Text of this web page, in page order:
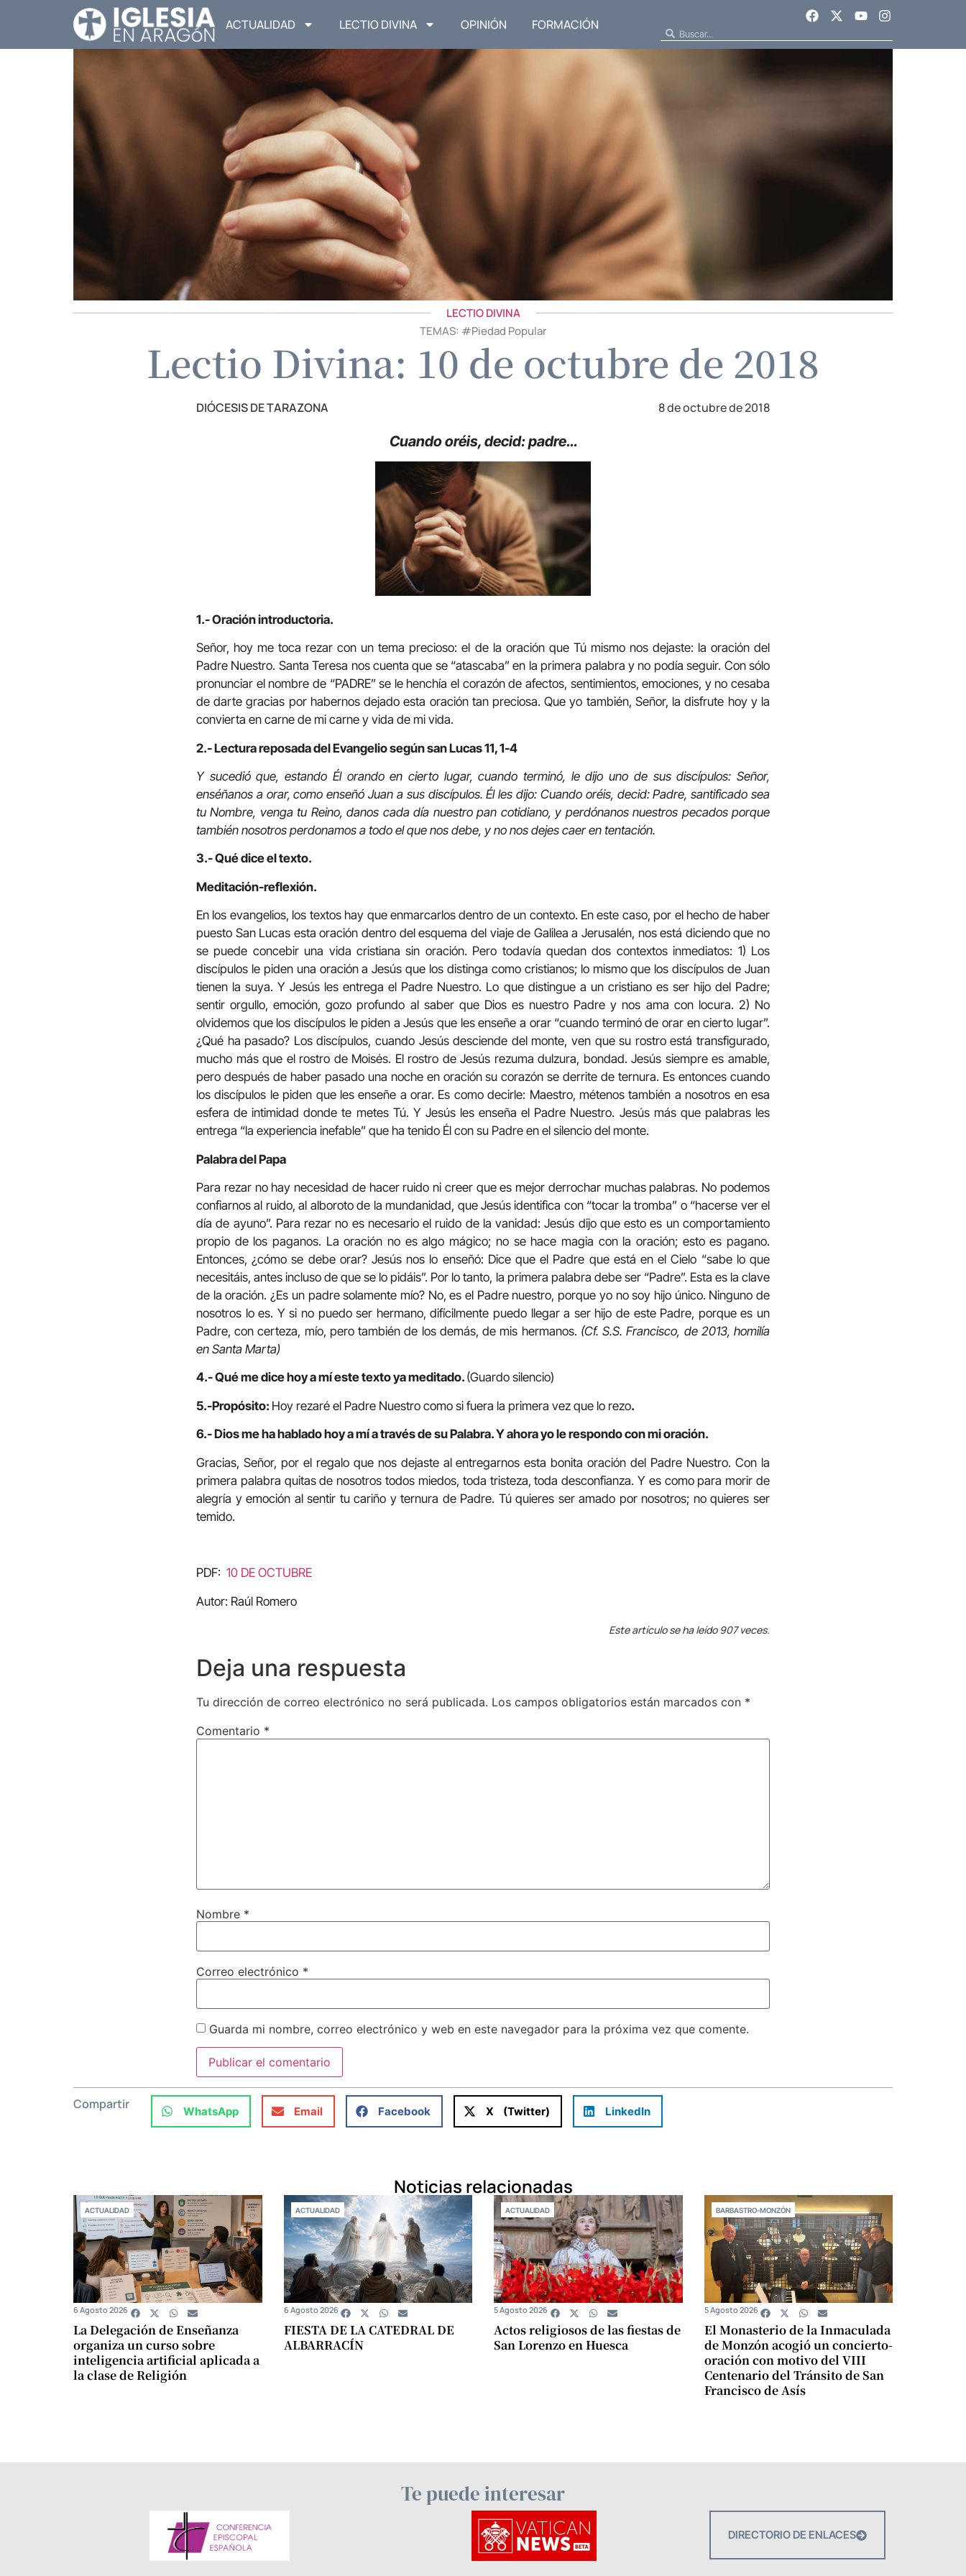
ACTUALIDAD LECTIO DIVINA OPINIÓN FORMACIÓN
LECTIO DIVINA
TEMAS: #Piedad Popular
Lectio Divina: 10 de octubre de 2018
DIÓCESIS DE TARAZONA 8 de octubre de 2018
Cuando oréis, decid: padre…
1.- Oración introductoria.
Señor, hoy me toca rezar con un tema precioso: el de la oración que Tú mismo nos dejaste: la oración del
Padre Nuestro. Santa Teresa nos cuenta que se “atascaba” en la primera palabra y no podía seguir. Con sólo
pronunciar el nombre de “PADRE” se le henchía el corazón de afectos, sentimientos, emociones, y no cesaba
de darte gracias por habernos dejado esta oración tan preciosa. Que yo también, Señor, la disfrute hoy y la
convierta en carne de mi carne y vida de mi vida.
2.- Lectura reposada del Evangelio según san Lucas 11, 1-4
Y sucedió que, estando Él orando en cierto lugar, cuando terminó, le dijo uno de sus discípulos: Señor,
enséñanos a orar, como enseñó Juan a sus discípulos. Él les dijo: Cuando oréis, decid: Padre, santificado sea
tu Nombre, venga tu Reino, danos cada día nuestro pan cotidiano, y perdónanos nuestros pecados porque
también nosotros perdonamos a todo el que nos debe, y no nos dejes caer en tentación.
3.- Qué dice el texto.
Meditación-reflexión.
En los evangelios, los textos hay que enmarcarlos dentro de un contexto. En este caso, por el hecho de haber
puesto San Lucas esta oración dentro del esquema del viaje de Galilea a Jerusalén, nos está diciendo que no
se puede concebir una vida cristiana sin oración. Pero todavía quedan dos contextos inmediatos: 1) Los
discípulos le piden una oración a Jesús que los distinga como cristianos; lo mismo que los discípulos de Juan
tienen la suya. Y Jesús les entrega el Padre Nuestro. Lo que distingue a un cristiano es ser hijo del Padre;
sentir orgullo, emoción, gozo profundo al saber que Dios es nuestro Padre y nos ama con locura. 2) No
olvidemos que los discípulos le piden a Jesús que les enseñe a orar “cuando terminó de orar en cierto lugar”.
¿Qué ha pasado? Los discípulos, cuando Jesús desciende del monte, ven que su rostro está transfigurado,
mucho más que el rostro de Moisés. El rostro de Jesús rezuma dulzura, bondad. Jesús siempre es amable,
pero después de haber pasado una noche en oración su corazón se derrite de ternura. Es entonces cuando
los discípulos le piden que les enseñe a orar. Es como decirle: Maestro, métenos también a nosotros en esa
esfera de intimidad donde te metes Tú. Y Jesús les enseña el Padre Nuestro. Jesús más que palabras les
entrega “la experiencia inefable” que ha tenido Él con su Padre en el silencio del monte.
Palabra del Papa
Para rezar no hay necesidad de hacer ruido ni creer que es mejor derrochar muchas palabras. No podemos
confiarnos al ruido, al alboroto de la mundanidad, que Jesús identifica con “tocar la tromba” o “hacerse ver el
día de ayuno”. Para rezar no es necesario el ruido de la vanidad: Jesús dijo que esto es un comportamiento
propio de los paganos. La oración no es algo mágico; no se hace magia con la oración; esto es pagano.
Entonces, ¿cómo se debe orar? Jesús nos lo enseñó: Dice que el Padre que está en el Cielo “sabe lo que
necesitáis, antes incluso de que se lo pidáis”. Por lo tanto, la primera palabra debe ser “Padre”. Esta es la clave
de la oración. ¿Es un padre solamente mío? No, es el Padre nuestro, porque yo no soy hijo único. Ninguno de
nosotros lo es. Y si no puedo ser hermano, difícilmente puedo llegar a ser hijo de este Padre, porque es un
Padre, con certeza, mío, pero también de los demás, de mis hermanos. (Cf. S.S. Francisco, de 2013, homilía
en Santa Marta)
4.- Qué me dice hoy a mí este texto ya meditado. (Guardo silencio)
5.-Propósito: Hoy rezaré el Padre Nuestro como si fuera la primera vez que lo rezo.
6.- Dios me ha hablado hoy a mí a través de su Palabra. Y ahora yo le respondo con mi oración.
Gracias, Señor, por el regalo que nos dejaste al entregarnos esta bonita oración del Padre Nuestro. Con la
primera palabra quitas de nosotros todos miedos, toda tristeza, toda desconfianza. Y es como para morir de
alegría y emoción al sentir tu cariño y ternura de Padre. Tú quieres ser amado por nosotros; no quieres ser
temido.
PDF: 10 DE OCTUBRE
Autor: Raúl Romero
Este artículo se ha leído 907 veces.
Deja una respuesta
Tu dirección de correo electrónico no será publicada. Los campos obligatorios están marcados con *
Comentario *
Nombre *
Correo electrónico *
Guarda mi nombre, correo electrónico y web en este navegador para la próxima vez que comente.
Compartir WhatsApp Email Facebook X (Twitter) LinkedIn
Noticias relacionadas
ACTUALIDAD
La Delegación de Enseñanza
organiza un curso sobre
inteligencia artificial aplicada a
la clase de Religión
6 Agosto 2026
ACTUALIDAD
FIESTA DE LA CATEDRAL DE
ALBARRACÍN
6 Agosto 2026
ACTUALIDAD
Actos religiosos de las fiestas de
San Lorenzo en Huesca
5 Agosto 2026
BARBASTRO-MONZÓN
El Monasterio de la Inmaculada
de Monzón acogió un concierto-
oración con motivo del VIII
Centenario del Tránsito de San
Francisco de Asís
5 Agosto 2026
Te puede interesar
DIRECTORIO DE ENLACES